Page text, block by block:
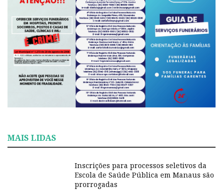
MAIS LIDAS
Inscrições para processos seletivos da
Escola de Saúde Pública em Manaus são
prorrogadas